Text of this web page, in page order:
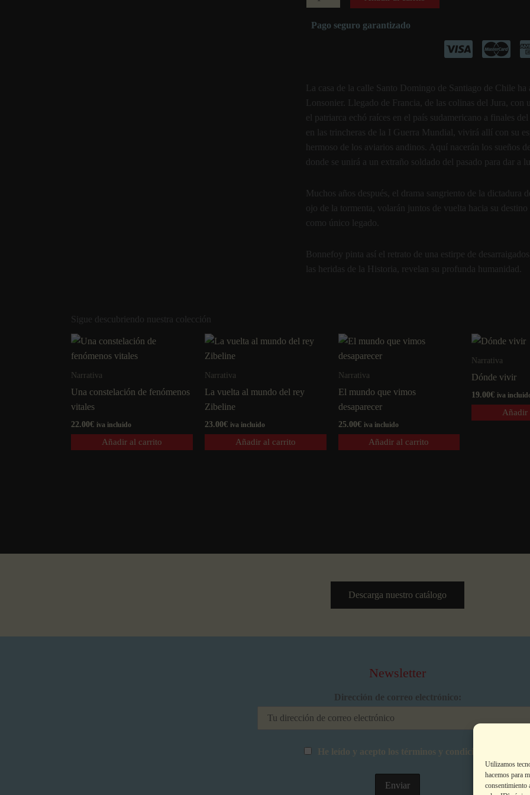
Utilizamos
hacemos para
consentimiento
cantidad
Pago seguro garantizado
La casa de la calle Santo Domingo de Santiago de Chile
Lonsonier. Llegado de Francia, de las colinas del Jura,
el patriarca echó raíces en el país sudamericano a finales
en las trincheras de la I Guerra Mundial, vivirá allí con su
hermoso de los aviarios andinos. Aquí nacerán los sueños
donde se unirá a un extraño soldado del pasado para dar a
Muchos años después, el drama sangriento de la dictadura
ojo de la tormenta, volarán juntos de vuelta hacia su
como único legado.
Bonnefoy pinta así el retrato de una estirpe de
las heridas de la Historia, revelan su profunda humanidad.
Sigue descubriendo nuestra colección
Narrativa
Una constelación de fenómenos
vitales
22.00€ iva incluido
Añadir al carrito
Narrativa
La vuelta al mundo del rey
Zibeline
23.00€ iva incluido
Añadir al carrito
Narrativa
El mundo que vimos
desaparecer
25.00€ iva incluido
Añadir al carrito
Narrativa
Dónde vivir
19.00€ iva
Añadir
Descarga nuestro catálogo
Newsletter
Dirección de correo electrónico:
He leído y acepto los términos y condiciones